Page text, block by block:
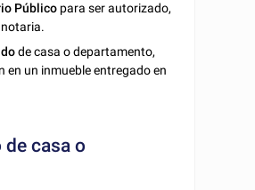
Público para ser autorizado,
de casa o departamento,
en un inmueble entregado en
casa o